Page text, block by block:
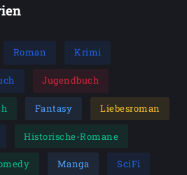
Roman Krimi
Jugendbuch
Fantasy Liebesroman
Historische-Romane
Manga SciFi